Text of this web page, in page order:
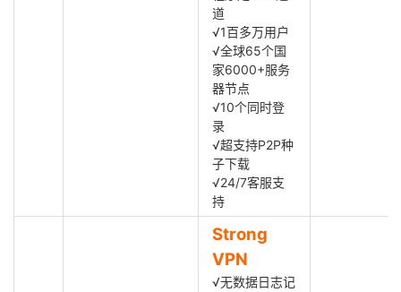
道
√1百多万用户
√全球65个国
家6000+服务
器节点
√10个同时登
录
√超支持P2P种
子下载
√24/7客服支
持
Strong
VPN
√无数据日志记